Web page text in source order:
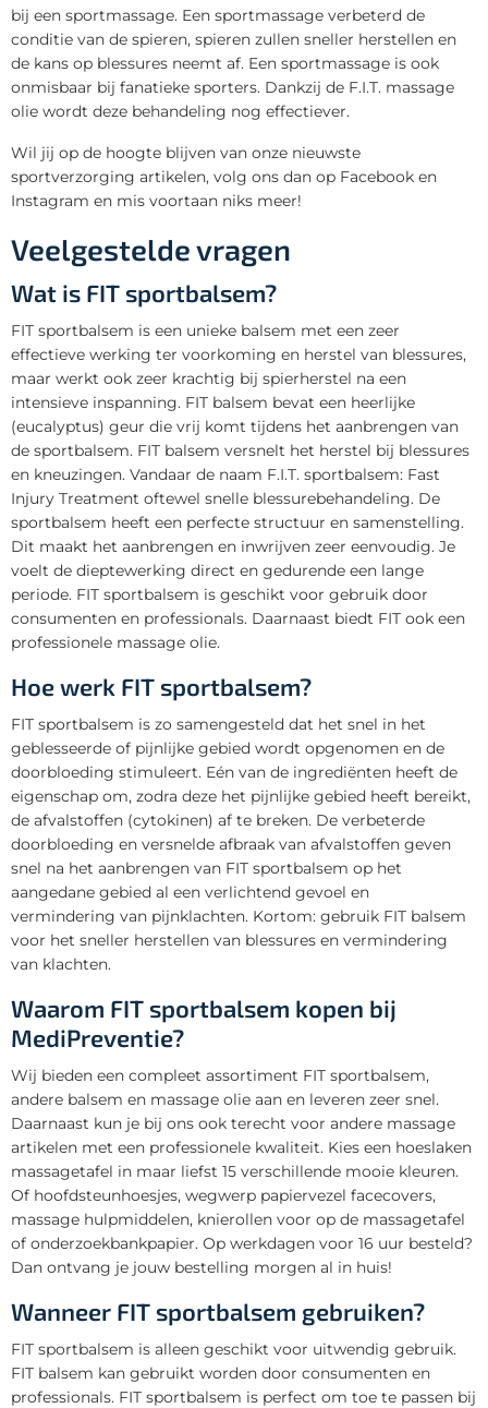
bij een sportmassage. Een sportmassage verbeterd de
conditie van de spieren, spieren zullen sneller herstellen en
de kans op blessures neemt af. Een sportmassage is ook
onmisbaar bij fanatieke sporters. Dankzij de F.I.T. massage
olie wordt deze behandeling nog effectiever.
Wil jij op de hoogte blijven van onze nieuwste
sportverzorging artikelen, volg ons dan op Facebook en
Instagram en mis voortaan niks meer!
Veelgestelde vragen
Wat is FIT sportbalsem?
FIT sportbalsem is een unieke balsem met een zeer
effectieve werking ter voorkoming en herstel van blessures,
maar werkt ook zeer krachtig bij spierherstel na een
intensieve inspanning. FIT balsem bevat een heerlijke
(eucalyptus) geur die vrij komt tijdens het aanbrengen van
de sportbalsem. FIT balsem versnelt het herstel bij blessures
en kneuzingen. Vandaar de naam F.I.T. sportbalsem: Fast
Injury Treatment oftewel snelle blessurebehandeling. De
sportbalsem heeft een perfecte structuur en samenstelling.
Dit maakt het aanbrengen en inwrijven zeer eenvoudig. Je
voelt de dieptewerking direct en gedurende een lange
periode. FIT sportbalsem is geschikt voor gebruik door
consumenten en professionals. Daarnaast biedt FIT ook een
professionele massage olie.
Hoe werk FIT sportbalsem?
FIT sportbalsem is zo samengesteld dat het snel in het
geblesseerde of pijnlijke gebied wordt opgenomen en de
doorbloeding stimuleert. Eén van de ingrediënten heeft de
eigenschap om, zodra deze het pijnlijke gebied heeft bereikt,
de afvalstoffen (cytokinen) af te breken. De verbeterde
doorbloeding en versnelde afbraak van afvalstoffen geven
snel na het aanbrengen van FIT sportbalsem op het
aangedane gebied al een verlichtend gevoel en
vermindering van pijnklachten. Kortom: gebruik FIT balsem
voor het sneller herstellen van blessures en vermindering
van klachten.
Waarom FIT sportbalsem kopen bij
MediPreventie?
Wij bieden een compleet assortiment FIT sportbalsem,
andere balsem en massage olie aan en leveren zeer snel.
Daarnaast kun je bij ons ook terecht voor andere massage
artikelen met een professionele kwaliteit. Kies een hoeslaken
massagetafel in maar liefst 15 verschillende mooie kleuren.
Of hoofdsteunhoesjes, wegwerp papiervezel facecovers,
massage hulpmiddelen, knierollen voor op de massagetafel
of onderzoekbankpapier. Op werkdagen voor 16 uur besteld?
Dan ontvang je jouw bestelling morgen al in huis!
Wanneer FIT sportbalsem gebruiken?
FIT sportbalsem is alleen geschikt voor uitwendig gebruik.
FIT balsem kan gebruikt worden door consumenten en
professionals. FIT sportbalsem is perfect om toe te passen bij